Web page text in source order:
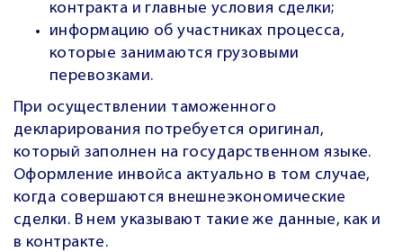
контракта и главные условия сделки;
информацию об участниках процесса,
которые занимаются грузовыми
перевозками.
При осуществлении таможенного
декларирования потребуется оригинал,
который заполнен на государственном языке.
Оформление инвойса актуально в том случае,
когда совершаются внешнеэкономические
сделки. В нем указывают такие же данные, как и
в контракте.